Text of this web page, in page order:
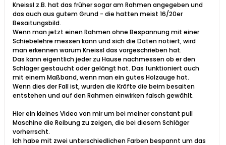
Kneissl z.B. hat das früher sogar am Rahmen angegeben und
das auch aus gutem Grund - die hatten meist 16/20er
Besaitungsbild.
Wenn man jetzt einen Rahmen ohne Bespannung mit einer
Schiebelehre messen kann und sich die Daten notiert, wird
man erkennen warum Kneissl das vorgeschrieben hat.
Das kann eigentlich jeder zu Hause nachmessen ob er den
Schläger gestaucht oder gelängt hat. Das funktioniert auch
mit einem Maßband, wenn man ein gutes Holzauge hat.
Wenn dies der Fall ist, wurden die Kräfte die beim besaiten
entstehen und auf den Rahmen einwirken falsch gewählt.
Hier ein kleines Video von mir um bei meiner constant pull
Maschine die Reibung zu zeigen, die bei diesem Schläger
vorherrscht.
Ich habe mit zwei unterschiedlichen Farben bespannt um das